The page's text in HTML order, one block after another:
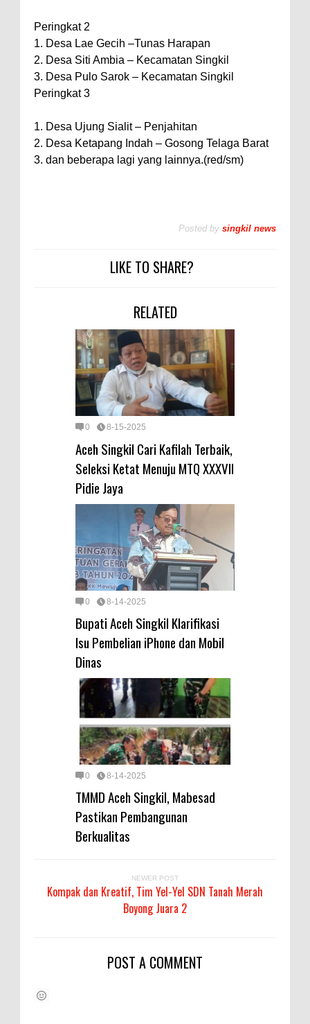
Peringkat 2
1. Desa Lae Gecih –Tunas Harapan
2. Desa Siti Ambia – Kecamatan Singkil
3. Desa Pulo Sarok – Kecamatan Singkil
Peringkat 3
1. Desa Ujung Sialit – Penjahitan
2. Desa Ketapang Indah – Gosong Telaga Barat
3. dan beberapa lagi yang lainnya.(red/sm)
Posted by singkil news
LIKE TO SHARE?
RELATED
0 8-15-2025
Aceh Singkil Cari Kafilah Terbaik,
Seleksi Ketat Menuju MTQ XXXVII
Pidie Jaya
0 8-14-2025
Bupati Aceh Singkil Klarifikasi
Isu Pembelian iPhone dan Mobil
Dinas
0 8-14-2025
TMMD Aceh Singkil, Mabesad
Pastikan Pembangunan
Berkualitas
NEWER POST
Kompak dan Kreatif, Tim Yel-Yel SDN Tanah Merah
Boyong Juara 2
POST A COMMENT